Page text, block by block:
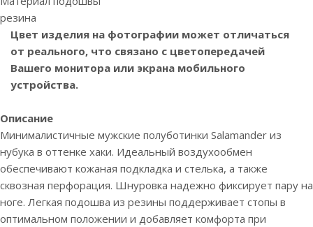
резина
Цвет изделия на фотографии может отличаться
от реального, что связано с цветопередачей
Вашего монитора или экрана мобильного
устройства.
Описание
Минималистичные мужские полуботинки Salamander из
нубука в оттенке хаки. Идеальный воздухообмен
обеспечивают кожаная подкладка и стелька, а также
сквозная перфорация. Шнуровка надежно фиксирует пару на
ноге. Легкая подошва из резины поддерживает стопы в
оптимальном положении и добавляет комфорта при